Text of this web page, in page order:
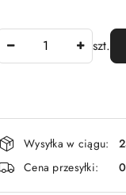
szt.
Dostępność
dostawa
Wysyłka w ciągu:
Cena przesyłki: